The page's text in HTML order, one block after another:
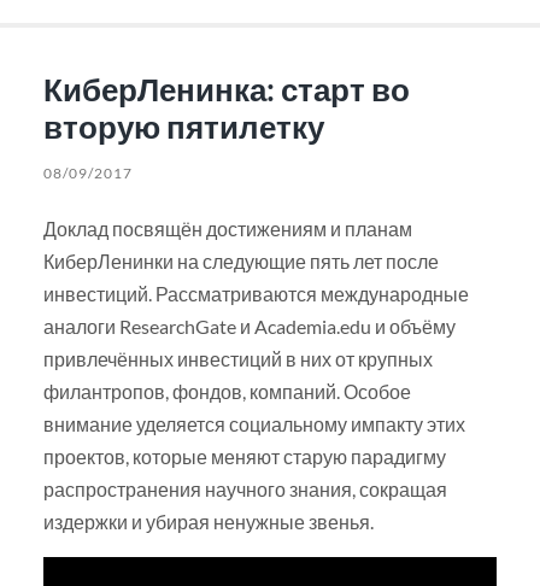
КиберЛенинка: старт во
вторую пятилетку
08/09/2017
Доклад посвящён достижениям и планам
КиберЛенинки на следующие пять лет после
инвестиций. Рассматриваются международные
аналоги ResearchGate и Academia.edu и объёму
привлечённых инвестиций в них от крупных
филантропов, фондов, компаний. Особое
внимание уделяется социальному импакту этих
проектов, которые меняют старую парадигму
распространения научного знания, сокращая
издержки и убирая ненужные звенья.